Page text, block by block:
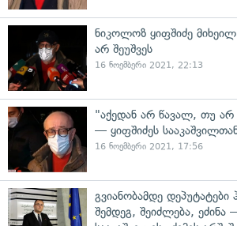
ნიკოლოზ ყიფშიძე მიხეილ
არ შეუშვეს
16 ნოემბერი 2021, 22:13
"აქედან არ წავალ, თუ არ
— ყიფშიძეს
16 ნოემბერი 2021, 17:56
გვიანობამდე
შემდეგ, შეიძლება, ეძინა